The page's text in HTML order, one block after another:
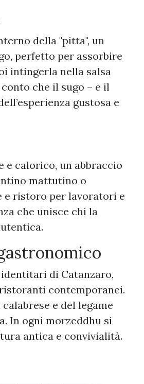
della "pitta", un
perfetto per assorbire
intingerla nella salsa
che il sugo – e il
gustosa e
e calorico, un abbraccio
mattutino o
e ristoro per lavoratori e
che unisce chi la
di Catanzaro,
contemporanei.
e del legame
In ogni morzeddhu si
antica e convivialità.